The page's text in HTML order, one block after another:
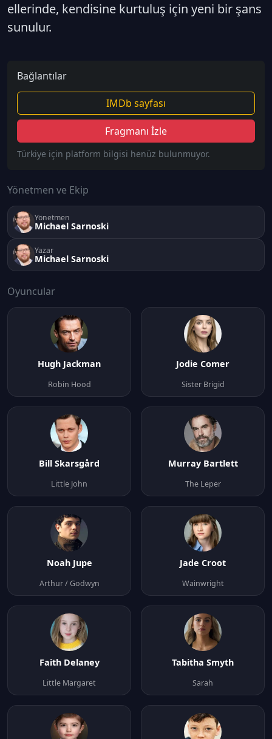
ellerinde, kendisine kurtuluş için yeni bir şans
sunulur.
Bağlantılar
IMDb sayfası
Fragmanı İzle
Türkiye için platform bilgisi henüz bulunmuyor.
Yönetmen ve Ekip
Yönetmen
Michael Sarnoski
Yazar
Michael Sarnoski
Oyuncular
Hugh Jackman
Robin Hood
Jodie Comer
Sister Brigid
Bill Skarsgård
Little John
Murray Bartlett
The Leper
Noah Jupe
Arthur / Godwyn
Jade Croot
Wainwright
Faith Delaney
Little Margaret
Tabitha Smyth
Sarah